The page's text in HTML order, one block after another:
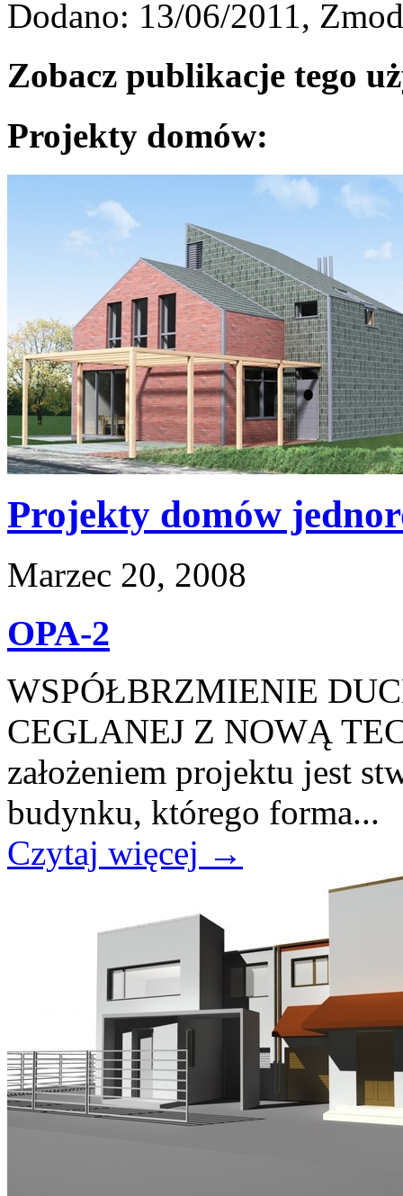
Dodano: 13/06/2011,
Zobacz publikacje tego
Projekty domów:
Projekty domów
Marzec 20, 2008
OPA-2
WSPÓŁBRZMIENIE
CEGLANEJ Z NOWĄ
założeniem projektu jest
budynku, którego forma...
Czytaj więcej →